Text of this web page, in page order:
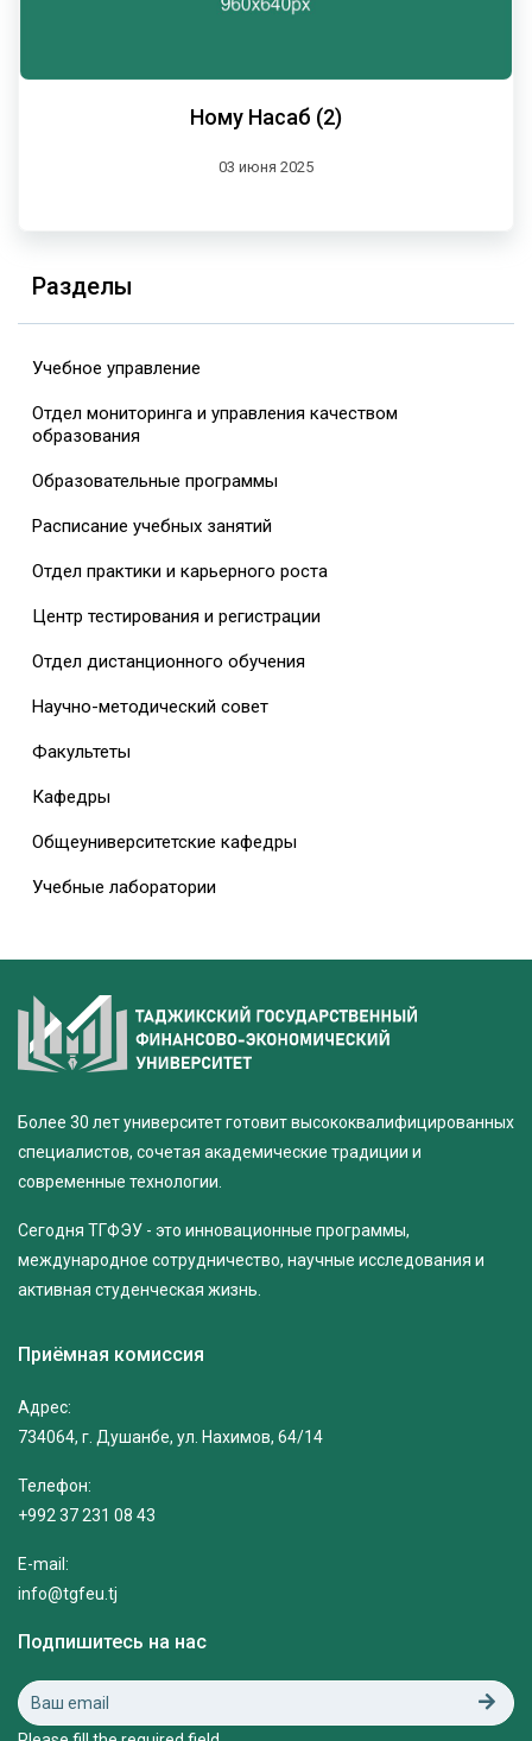
Ному Насаб (2)
03 июня 2025
Разделы
Учебное управление
Отдел мониторинга и управления качеством
образования
Образовательные программы
Расписание учебных занятий
Отдел практики и карьерного роста
Центр тестирования и регистрации
Отдел дистанционного обучения
Научно-методический совет
Факультеты
Кафедры
Общеуниверситетские кафедры
Учебные лаборатории
Более 30 лет университет готовит высококвалифицированных
специалистов, сочетая академические традиции и
современные технологии.
Сегодня ТГФЭУ - это инновационные программы,
международное сотрудничество, научные исследования и
активная студенческая жизнь.
Приёмная комиссия
Адрес:
734064, г. Душанбе, ул. Нахимов, 64/14
Телефон:
+992 37 231 08 43
E-mail:
info@tgfeu.tj
Подпишитесь на нас